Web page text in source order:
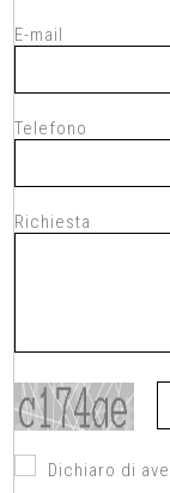
E-mail
Telefono
Richiesta
Dichiaro di